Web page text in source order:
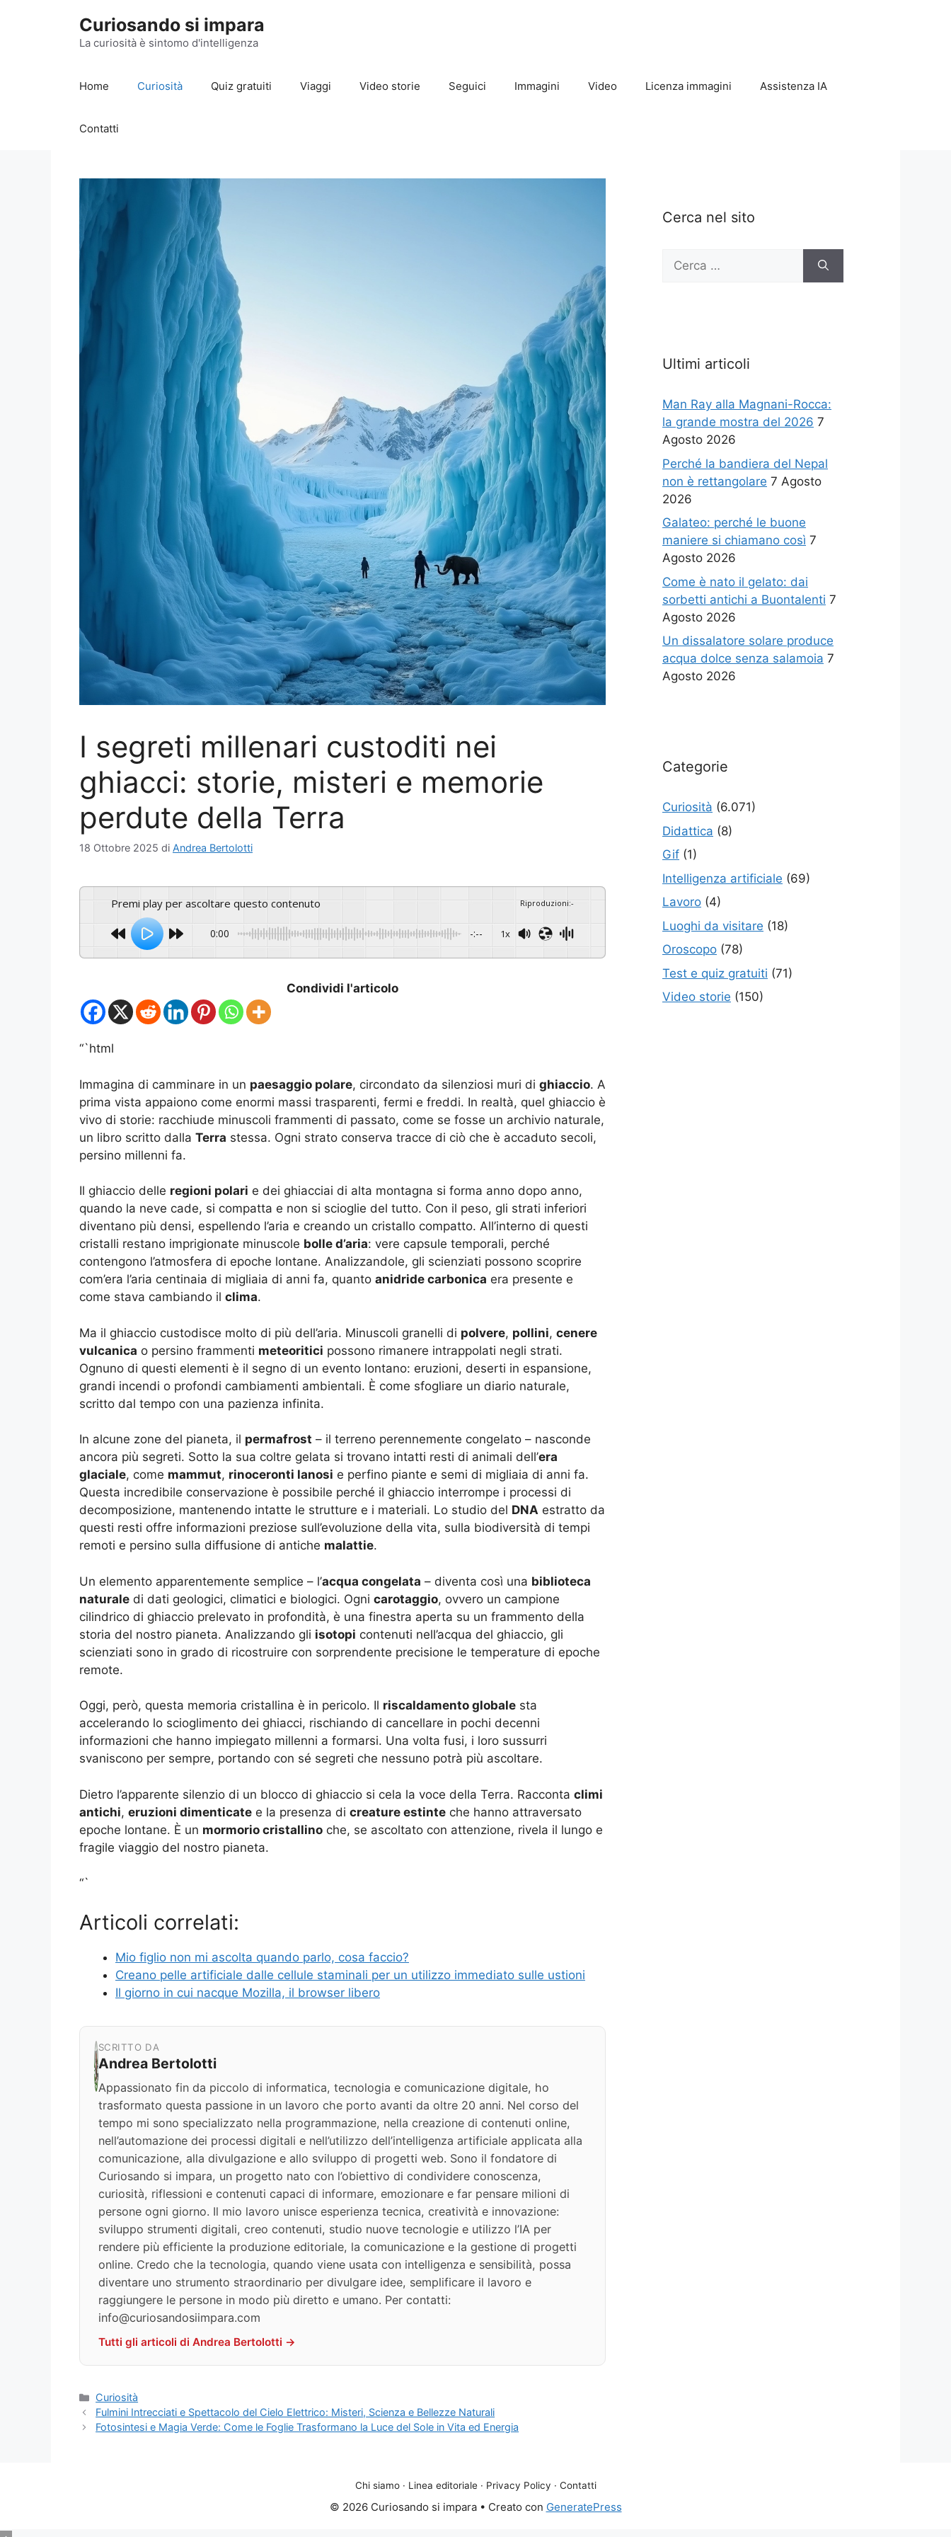
Curiosando si impara
La curiosità è sintomo d'intelligenza
Home Curiosità Quiz gratuiti Viaggi Video storie Seguici Immagini Video Licenza immagini Assistenza IA
Contatti
I segreti millenari custoditi nei
ghiacci: storie, misteri e memorie
perdute della Terra
18 Ottobre 2025 di Andrea Bertolotti
Premi play per ascoltare questo contenuto Riproduzioni:-
0:00 -:-- 1x
Condividi l'articolo
“`html
Immagina di camminare in un paesaggio polare, circondato da silenziosi muri di ghiaccio. A
prima vista appaiono come enormi massi trasparenti, fermi e freddi. In realtà, quel ghiaccio è
vivo di storie: racchiude minuscoli frammenti di passato, come se fosse un archivio naturale,
un libro scritto dalla Terra stessa. Ogni strato conserva tracce di ciò che è accaduto secoli,
persino millenni fa.
Il ghiaccio delle regioni polari e dei ghiacciai di alta montagna si forma anno dopo anno,
quando la neve cade, si compatta e non si scioglie del tutto. Con il peso, gli strati inferiori
diventano più densi, espellendo l’aria e creando un cristallo compatto. All’interno di questi
cristalli restano imprigionate minuscole bolle d’aria: vere capsule temporali, perché
contengono l’atmosfera di epoche lontane. Analizzandole, gli scienziati possono scoprire
com’era l’aria centinaia di migliaia di anni fa, quanto anidride carbonica era presente e
come stava cambiando il clima.
Ma il ghiaccio custodisce molto di più dell’aria. Minuscoli granelli di polvere, pollini, cenere
vulcanica o persino frammenti meteoritici possono rimanere intrappolati negli strati.
Ognuno di questi elementi è il segno di un evento lontano: eruzioni, deserti in espansione,
grandi incendi o profondi cambiamenti ambientali. È come sfogliare un diario naturale,
scritto dal tempo con una pazienza infinita.
In alcune zone del pianeta, il permafrost – il terreno perennemente congelato – nasconde
ancora più segreti. Sotto la sua coltre gelata si trovano intatti resti di animali dell’era
glaciale, come mammut, rinoceronti lanosi e perfino piante e semi di migliaia di anni fa.
Questa incredibile conservazione è possibile perché il ghiaccio interrompe i processi di
decomposizione, mantenendo intatte le strutture e i materiali. Lo studio del DNA estratto da
questi resti offre informazioni preziose sull’evoluzione della vita, sulla biodiversità di tempi
remoti e persino sulla diffusione di antiche malattie.
Un elemento apparentemente semplice – l’acqua congelata – diventa così una biblioteca
naturale di dati geologici, climatici e biologici. Ogni carotaggio, ovvero un campione
cilindrico di ghiaccio prelevato in profondità, è una finestra aperta su un frammento della
storia del nostro pianeta. Analizzando gli isotopi contenuti nell’acqua del ghiaccio, gli
scienziati sono in grado di ricostruire con sorprendente precisione le temperature di epoche
remote.
Oggi, però, questa memoria cristallina è in pericolo. Il riscaldamento globale sta
accelerando lo scioglimento dei ghiacci, rischiando di cancellare in pochi decenni
informazioni che hanno impiegato millenni a formarsi. Una volta fusi, i loro sussurri
svaniscono per sempre, portando con sé segreti che nessuno potrà più ascoltare.
Dietro l’apparente silenzio di un blocco di ghiaccio si cela la voce della Terra. Racconta climi
antichi, eruzioni dimenticate e la presenza di creature estinte che hanno attraversato
epoche lontane. È un mormorio cristallino che, se ascoltato con attenzione, rivela il lungo e
fragile viaggio del nostro pianeta.
“`
Articoli correlati:
Mio figlio non mi ascolta quando parlo, cosa faccio?
Creano pelle artificiale dalle cellule staminali per un utilizzo immediato sulle ustioni
Il giorno in cui nacque Mozilla, il browser libero
SCRITTO DA
Andrea Bertolotti
Appassionato fin da piccolo di informatica, tecnologia e comunicazione digitale, ho
trasformato questa passione in un lavoro che porto avanti da oltre 20 anni. Nel corso del
tempo mi sono specializzato nella programmazione, nella creazione di contenuti online,
nell’automazione dei processi digitali e nell’utilizzo dell’intelligenza artificiale applicata alla
comunicazione, alla divulgazione e allo sviluppo di progetti web. Sono il fondatore di
Curiosando si impara, un progetto nato con l’obiettivo di condividere conoscenza,
curiosità, riflessioni e contenuti capaci di informare, emozionare e far pensare milioni di
persone ogni giorno. Il mio lavoro unisce esperienza tecnica, creatività e innovazione:
sviluppo strumenti digitali, creo contenuti, studio nuove tecnologie e utilizzo l’IA per
rendere più efficiente la produzione editoriale, la comunicazione e la gestione di progetti
online. Credo che la tecnologia, quando viene usata con intelligenza e sensibilità, possa
diventare uno strumento straordinario per divulgare idee, semplificare il lavoro e
raggiungere le persone in modo più diretto e umano. Per contatti:
info@curiosandosiimpara.com
Tutti gli articoli di Andrea Bertolotti →
Categorie
Curiosità
Fulmini Intrecciati e Spettacolo del Cielo Elettrico: Misteri, Scienza e Bellezze Naturali
Fotosintesi e Magia Verde: Come le Foglie Trasformano la Luce del Sole in Vita ed Energia
Cerca nel sito
Ricerca
Ultimi articoli
Man Ray alla Magnani-Rocca:
la grande mostra del 2026 7
Agosto 2026
Perché la bandiera del Nepal
non è rettangolare 7 Agosto
2026
Galateo: perché le buone
maniere si chiamano così 7
Agosto 2026
Come è nato il gelato: dai
sorbetti antichi a Buontalenti 7
Agosto 2026
Un dissalatore solare produce
acqua dolce senza salamoia 7
Agosto 2026
Categorie
Curiosità (6.071)
Didattica (8)
Gif (1)
Intelligenza artificiale (69)
Lavoro (4)
Luoghi da visitare (18)
Oroscopo (78)
Test e quiz gratuiti (71)
Video storie (150)
Chi siamo · Linea editoriale · Privacy Policy · Contatti
© 2026 Curiosando si impara• Creato con GeneratePress